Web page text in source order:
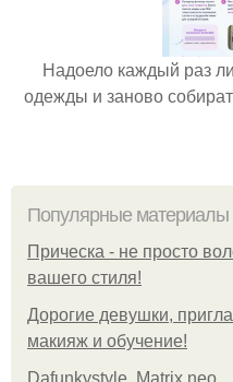
Надоело каждый раз
одежды и заново
Популярные материалы
Прическа - не просто
вашего стиля!
Дорогие девушки,
макияж и обучение!
Dafunkystyle. Matrix neo.